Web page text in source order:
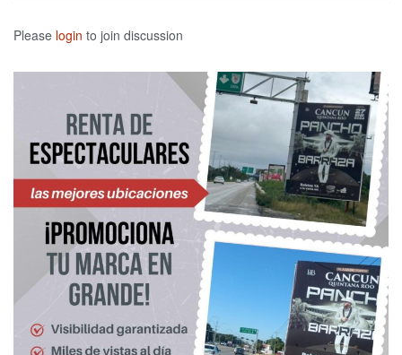
Please login to join discussion